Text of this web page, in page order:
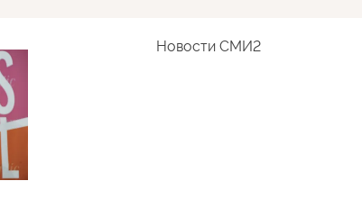
Новости СМИ2